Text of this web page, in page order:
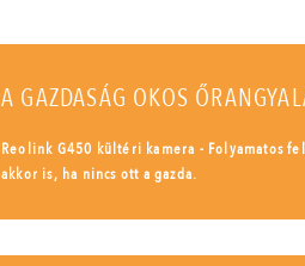
A GAZDASÁG OKOS
Reolink G450 kültéri kamera - Folyamatos
akkor is, ha nincs ott a gazda.